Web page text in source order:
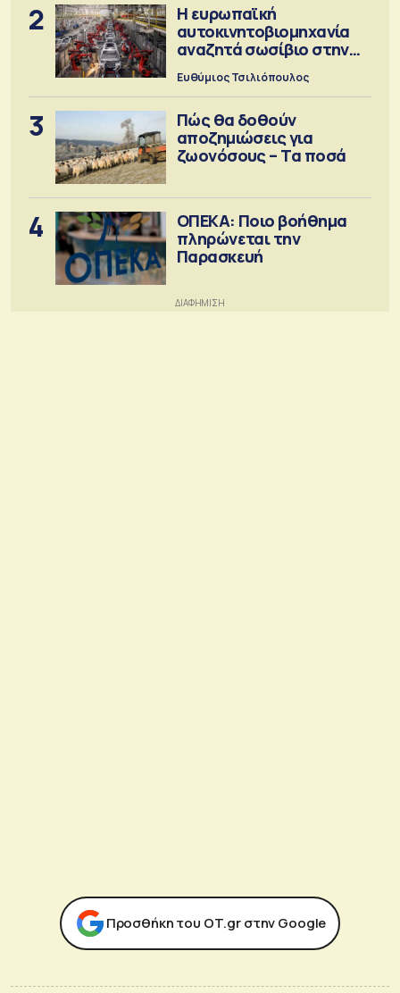
2
Η ευρωπαϊκή
αυτοκινητοβιομηχανία
αναζητά σωσίβιο στην
Κίνα
Ευθύμιος Τσιλιόπουλος
3
Πώς θα δοθούν
αποζημιώσεις για
ζωονόσους – Τα ποσά
4
ΟΠΕΚΑ: Ποιο βοήθημα
πληρώνεται την
Παρασκευή
Προσθήκη του ΟΤ.gr στην Google